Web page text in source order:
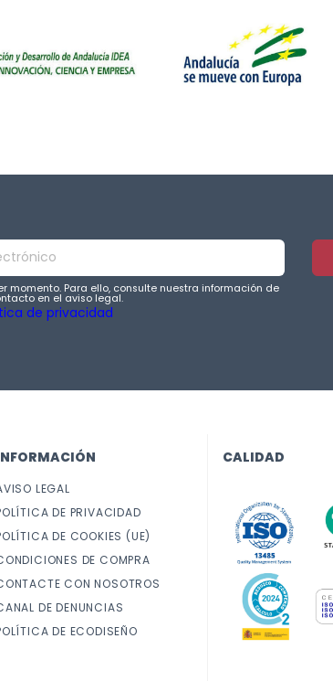
momento. Para ello, consulte nuestra información de
en el aviso legal.
de privacidad
LEGAL
DE PRIVACIDAD
DE COOKIES (UE)
DE COMPRA
CON NOSOTROS
DE DENUNCIAS
DE ECODISEÑO
CALIDAD